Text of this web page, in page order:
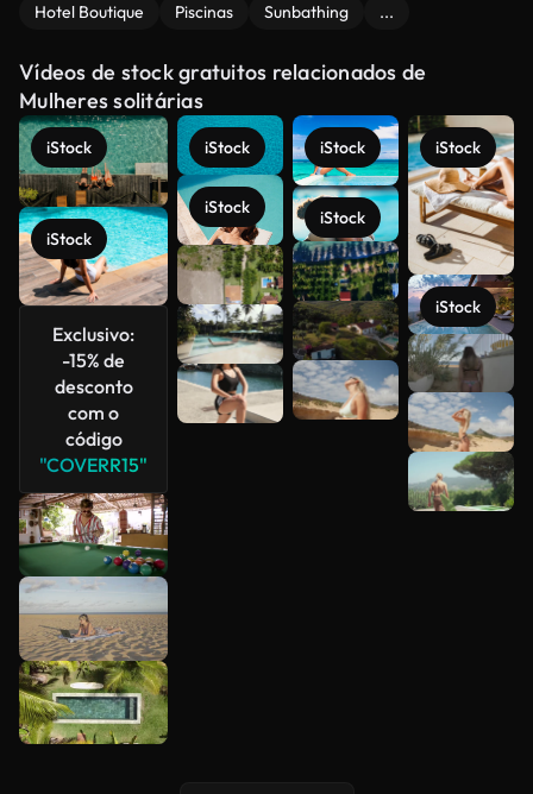
Hotel Boutique Piscinas Sunbathing ...
Vídeos de stock gratuitos relacionados de
Mulheres solitárias
iStock
iStock
Exclusivo:
-15% de
desconto
com o
código
"COVERR15"
iStock
iStock
iStock
iStock
iStock
iStock
Veja mais